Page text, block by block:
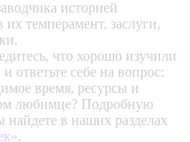
историей
темперамент, заслуги,
что хорошо изучили
ответьте себе на вопрос:
время, ресурсы и
любимце? Подробную
в наших разделах
.